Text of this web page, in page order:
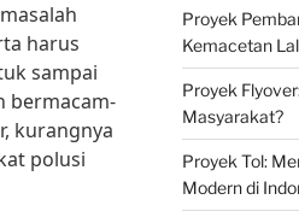
harus
sampai
bermacam-
kurangnya
polusi
Proyek
Kemacetan
Proyek
Masyarakat?
Proyek Tol:
Modern di